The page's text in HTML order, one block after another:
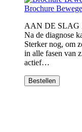
Brochure
AAN DE SLAG
Na de diagnose
Sterker nog, om
in alle fasen van
actief…
Bestellen